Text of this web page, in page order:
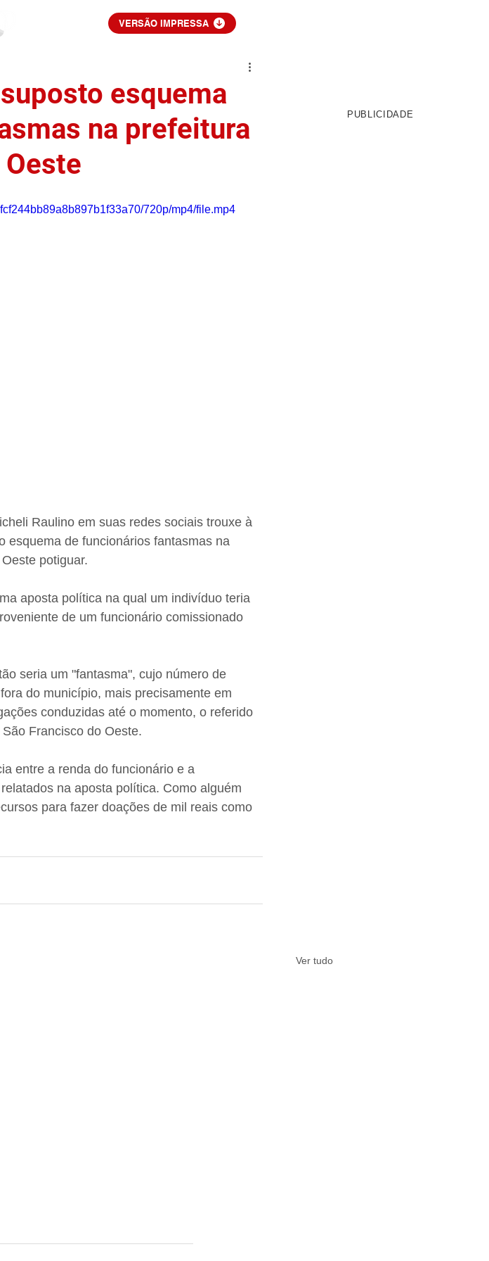
VERSÃO IMPRESSA
esquema
na prefeitura
720p/mp4/file.mp4
Raulino em suas redes sociais trouxe à
esquema de funcionários fantasmas na
potiguar.
aposta política na qual um indivíduo teria
de um funcionário comissionado
seria um "fantasma", cujo número de
do município, mais precisamente em
conduzidas até o momento, o referido
Francisco do Oeste.
entre a renda do funcionário e a
na aposta política. Como alguém
para fazer doações de mil reais como
Ver tudo
PUBLICIDADE